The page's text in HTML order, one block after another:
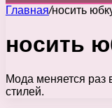
Главная/носить
носить
Мода меняется раз
стилей.